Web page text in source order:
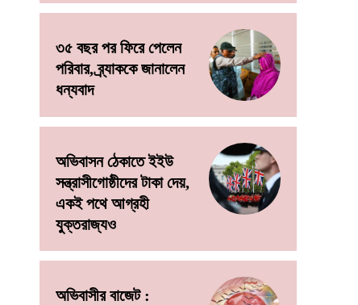
৩৫ বছর পর ফিরে পেলেন
পরিবার, ব্র্যাককে জানালেন
ধন্যবাদ
অভিবাসন ঠেকাতে ইইউ
সন্ত্রাসীগোষ্ঠীদের টাকা দেয়,
একই পথে আগ্রহী
যুক্তরাজ্যও
অভিবাসীর বাজেট :